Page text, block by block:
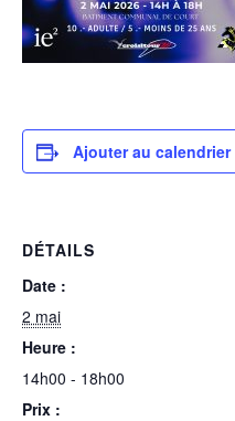
Ajouter au calendrier
DÉTAILS
Date :
2 mai
Heure :
14h00 - 18h00
Prix :